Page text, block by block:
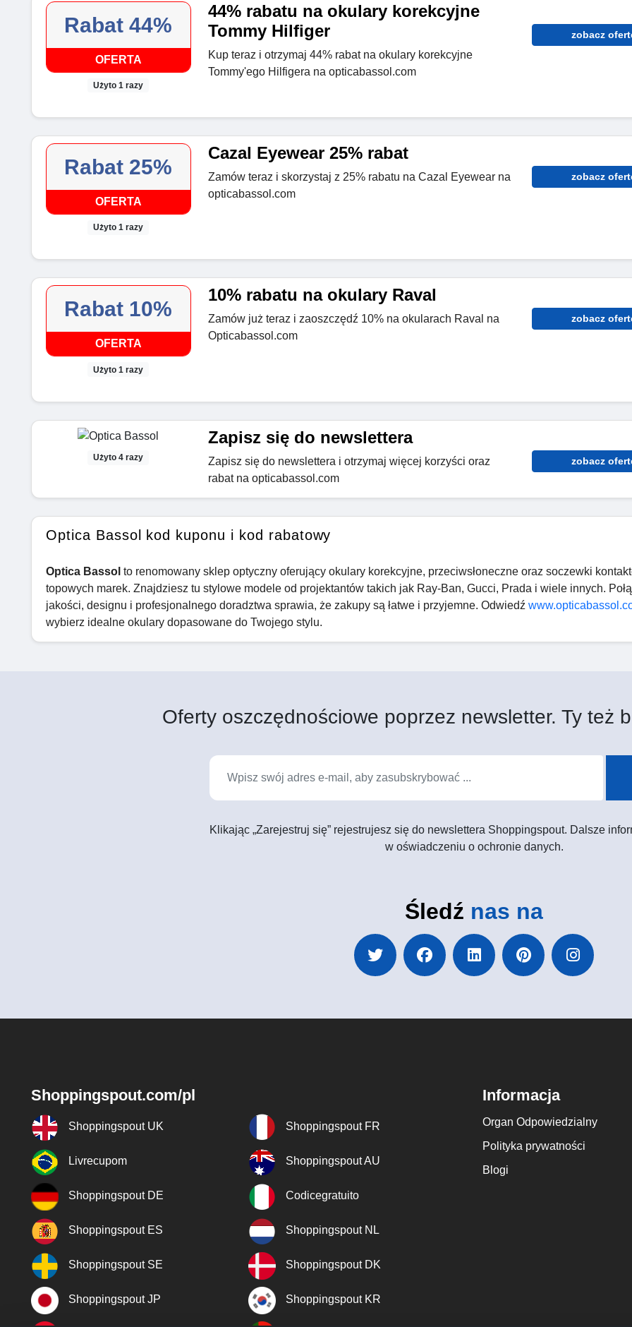
Rabat 44%
OFERTA
Użyto 1 razy
44% rabatu na okulary korekcyjne
Tommy Hilfiger
Kup teraz i otrzymaj 44% rabat na okulary korekcyjne
Tommy'ego Hilfigera na opticabassol.com
zobacz
Rabat 25%
OFERTA
Użyto 1 razy
Cazal Eyewear 25% rabat
Zamów teraz i skorzystaj z 25% rabatu na Cazal Eyewear na
opticabassol.com
zobacz
Rabat 10%
OFERTA
Użyto 1 razy
10% rabatu na okulary Raval
Zamów już teraz i zaoszczędź 10% na okularach Raval na
Opticabassol.com
zobacz
Użyto 4 razy
Zapisz się do newslettera
Zapisz się do newslettera i otrzymaj więcej korzyści oraz
rabat na opticabassol.com
zobacz
Optica Bassol kod kuponu i kod rabatowy
Optica Bassol to renomowany sklep optyczny oferujący okulary korekcyjne, przeciwsłoneczne oraz soczewki
topowych marek. Znajdziesz tu stylowe modele od projektantów takich jak Ray-Ban, Gucci, Prada i wiele innych.
jakości, designu i profesjonalnego doradztwa sprawia, że zakupy są łatwe i przyjemne. Odwiedź
wybierz idealne okulary dopasowane do Twojego stylu.
Oferty oszczędnościowe poprzez newsletter. Ty też
Klikając „Zarejestruj się” rejestrujesz się do newslettera Shoppingspout. Dalsze
w oświadczeniu o ochronie danych.
Śledź nas na
Shoppingspout.com/pl
Shoppingspout UK Shoppingspout FR
Livrecupom Shoppingspout AU
Shoppingspout DE Codicegratuito
Shoppingspout ES Shoppingspout NL
Shoppingspout SE Shoppingspout DK
Shoppingspout JP Shoppingspout KR
Informacja
Organ Odpowiedzialny
Polityka prywatności
Blogi